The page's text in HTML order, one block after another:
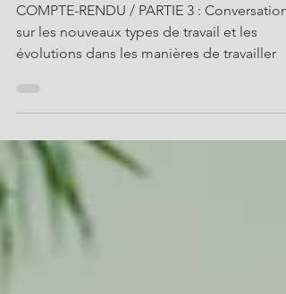
travailler
COMPTE-RENDU / PARTIE 3 : Conversation